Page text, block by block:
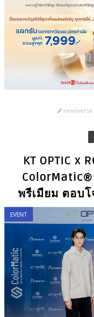
newsverse
KT OPTIC x
พรีเมียม ตอบ
EVENT